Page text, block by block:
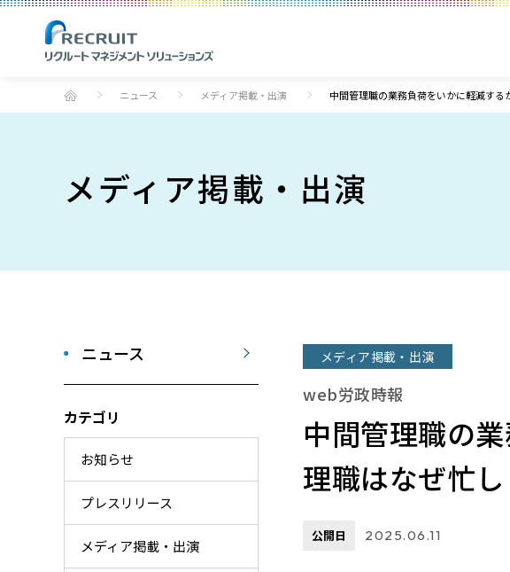
ニュース メディア掲載・出演 中間管理職の業務負荷をいかに軽減す
メディア掲載・出演
ニュース
カテゴリ
お知らせ
プレスリリース
メディア掲載・出演
メディア掲載・出演
web労政時報
中間管理職の
理職はなぜ忙
公開日 2025.06.11